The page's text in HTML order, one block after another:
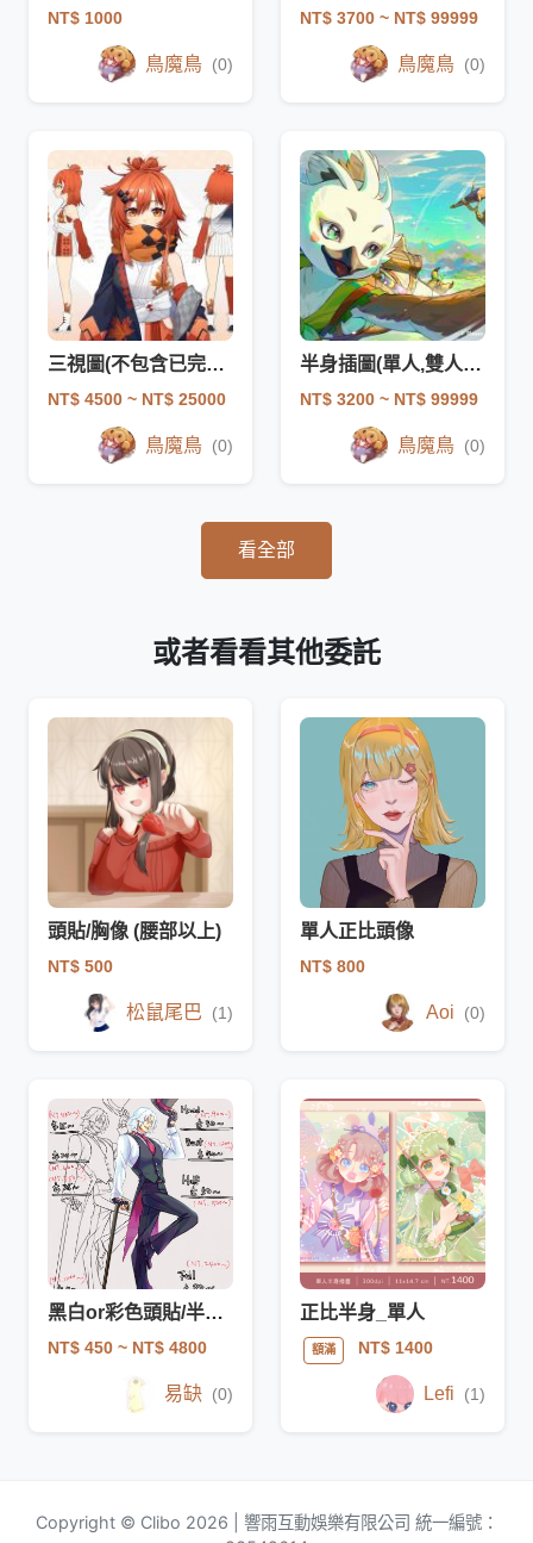
NT$ 1000
鳥魔鳥 (0)
NT$ 3700 ~ NT$ 99999
鳥魔鳥 (0)
三視圖(不包含已完稿的左側立繪)
NT$ 4500 ~ NT$ 25000
鳥魔鳥 (0)
半身插圖(單人,雙人以上或加背景
NT$ 3200 ~ NT$ 99999
鳥魔鳥 (0)
看全部
或者看看其他委託
頭貼/胸像 (腰部以上)
NT$ 500
松鼠尾巴 (1)
單人正比頭像
NT$ 800
Aoi (0)
黑白or彩色頭貼/半身/立繪
NT$ 450 ~ NT$ 4800
易缺 (0)
正比半身_單人
額滿 NT$ 1400
Lefi (1)
Copyright © Clibo 2026 | 響雨互動娛樂有限公司 統一編號：